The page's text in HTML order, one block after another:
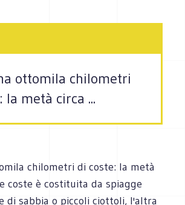
ottomila chilometri
la metà circa ...
chilometri di coste: la metà
coste è costituita da spiagge
di sabbia o piccoli ciottoli, l'altra